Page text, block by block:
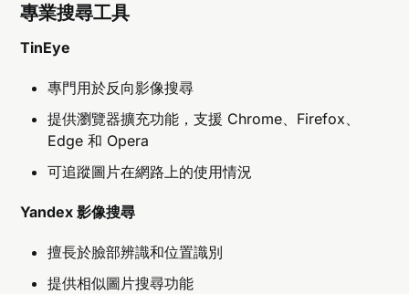
專業搜尋工具
TinEye
專門用於反向影像搜尋
提供瀏覽器擴充功能，支援 Chrome、Firefox、
Edge 和 Opera
可追蹤圖片在網路上的使用情況
Yandex 影像搜尋
擅長於臉部辨識和位置識別
提供相似圖片搜尋功能